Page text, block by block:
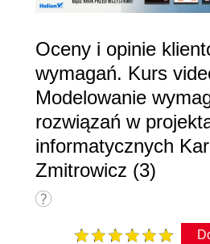
Oceny i opinie
wymagań. Kurs
Modelowanie
rozwiązań w
informatycznych
Zmitrowicz (3)